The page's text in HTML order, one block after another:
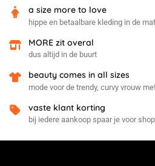
a size more to love
hippe en betaalbare kleding in de
MORE zit overal
dus altijd in de buurt
beauty comes in all sizes
mode voor de trendy, curvy vrouw
vaste klant korting
bij iedere aankoop spaar je voor